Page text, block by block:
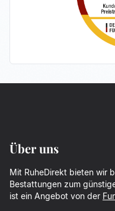
Über uns
Mit RuheDirekt bieten wir
Bestattungen zum
ist ein Angebot von der